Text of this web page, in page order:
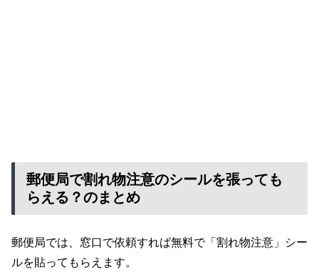
郵便局で割れ物注意のシールを張っても
らえる？のまとめ
郵便局では、窓口で依頼すれば無料で「割れ物注意」シー
ルを貼ってもらえます。